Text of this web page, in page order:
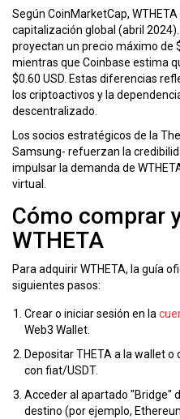
Según CoinMarketCap,
capitalización global (abril
proyectan un precio máximo de
mientras que Coinbase estima
$0.60 USD. Estas diferencias
los criptoactivos y la
descentralizado.
Los socios estratégicos de la
Samsung- refuerzan la
impulsar la demanda de
virtual.
Cómo comprar
WTHETA
Para adquirir WTHETA, la guía
siguientes pasos:
Crear o iniciar sesión en la
Web3 Wallet.
Depositar THETA a la wallet
con fiat/USDT.
Acceder al apartado "Bridge"
destino (por ejemplo,